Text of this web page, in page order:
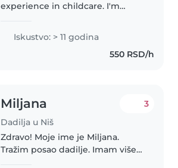
experience in childcare. I'm
helping kids learn while having
fun. Your little ones will be in
Iskustvo: > 11 godina
550 RSD/h
Miljana
Dadilja u Niš
3
Zdravo! Moje ime je Miljana.
Tražim posao dadilje. Imam više